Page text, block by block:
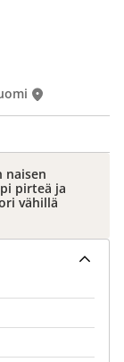
naisen
pirteä ja
vähillä